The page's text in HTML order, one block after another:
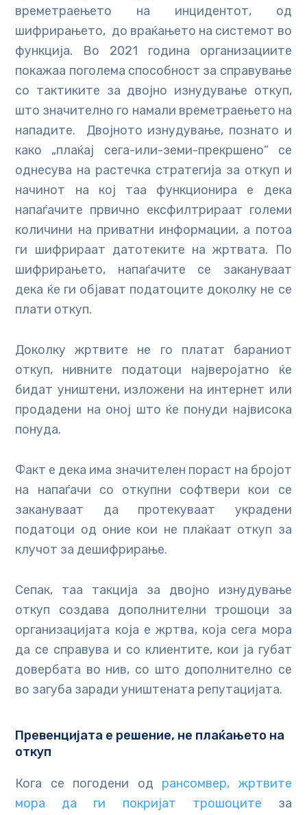
времетраењето на инцидентот, од
шифрирањето, до враќањето на системот во
функција. Во 2021 година организациите
покажаа поголема способност за справување
со тактиките за двојно изнудување откуп,
што значително го намали времетраењето на
нападите. Двојното изнудување, познато и
како „плаќај сега-или-земи-прекршено“ се
однесува на растечка стратегија за откуп и
начинот на кој таа функционира е дека
напаѓачите првично ексфилтрираат големи
количини на приватни информации, а потоа
ги шифрираат датотеките на жртвата. По
шифрирањето, напаѓачите се закануваат
дека ќе ги објават податоците доколку не се
плати откуп.
Доколку жртвите не го платат бараниот
откуп, нивните податоци најверојатно ќе
бидат уништени, изложени на интернет или
продадени на оној што ќе понуди највисока
понуда.
Факт е дека има значителен пораст на бројот
на напаѓачи со откупни софтвери кои се
закануваат да протекуваат украдени
податоци од оние кои не плаќаат откуп за
клучот за дешифрирање.
Сепак, таа такција за двојно изнудување
откуп создава дополнителни трошоци за
организацијата која е жртва, која сега мора
да се справува и со клиентите, кои ја губат
довербата во нив, со што дополнително се
во загуба заради уништената репутацијата.
Превенцијата е решение, не плаќањето на
откуп
Кога се погодени од рансомвер, жртвите
мора да ги покријат трошоците за